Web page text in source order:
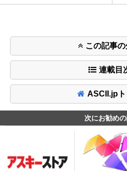
この記事
連載目
ASCII.jp
次にお勧め